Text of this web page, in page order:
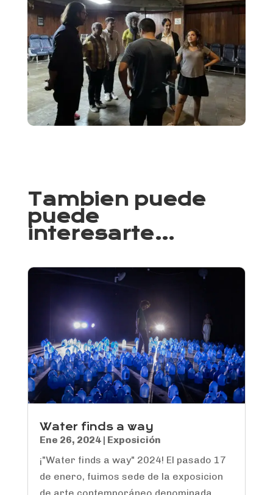
Tambien puede
puede
interesarte…
Water finds a way
Ene 26, 2024| Exposición
¡"Water finds a way" 2024! El pasado 17
de enero, fuimos sede de la exposicion